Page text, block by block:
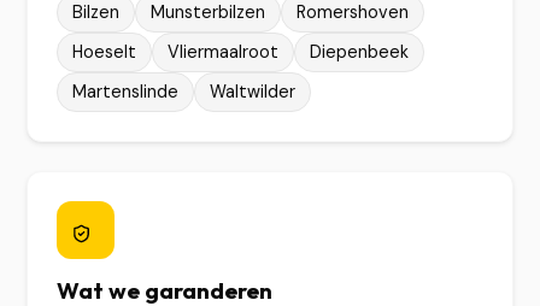
Bilzen Munsterbilzen
Romershoven
Hoeselt
Vliermaalroot
Diepenbeek
Martenslinde
Waltwilder
Wat we garanderen